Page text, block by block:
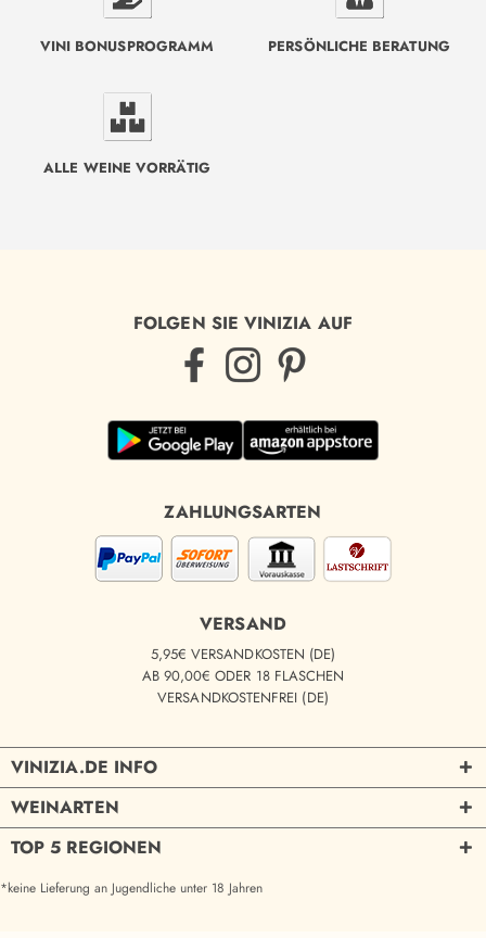
VINI BONUSPROGRAMM PERSÖNLICHE BERATUNG
ALLE WEINE VORRÄTIG
FOLGEN SIE VINIZIA AUF
ZAHLUNGSARTEN
VERSAND
5,95€ VERSANDKOSTEN (DE)
AB 90,00€ ODER 18 FLASCHEN
VERSANDKOSTENFREI (DE)
VINIZIA.DE INFO
WEINARTEN
TOP 5 REGIONEN
*keine Lieferung an Jugendliche unter 18 Jahren